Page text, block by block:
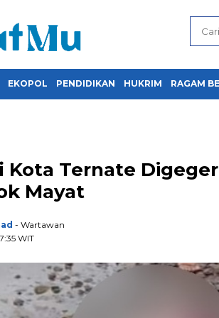
EKOPOL PENDIDIKAN HUKRIM RAGAM
Kota Ternate
Mayat
- Wartawan
WIT